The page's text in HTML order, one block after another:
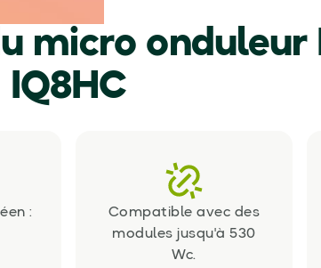
micro onduleur
IQ8HC
:
Compatible avec des
modules jusqu'à 530
Wc.